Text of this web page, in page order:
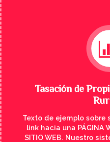
Tasación de
Texto de ejemplo sobre
link hacia una PÁGINA
SITIO WEB. Nuestro